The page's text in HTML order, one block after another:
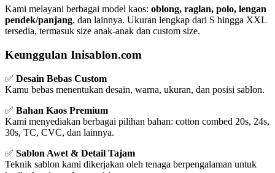
Kami melayani berbagai model kaos: oblong, raglan, polo, lengan
pendek/panjang, dan lainnya. Ukuran lengkap dari S hingga XXL
tersedia, termasuk size anak-anak dan custom size.
Keunggulan Inisablon.com
✅ Desain Bebas Custom
Kamu bebas menentukan desain, warna, ukuran, dan posisi sablon.
✅ Bahan Kaos Premium
Kami menyediakan berbagai pilihan bahan: cotton combed 20s, 24s,
30s, TC, CVC, dan lainnya.
✅ Sablon Awet & Detail Tajam
Teknik sablon kami dikerjakan oleh tenaga berpengalaman untuk